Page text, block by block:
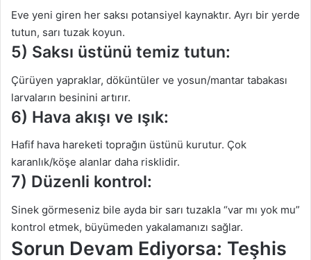
Eve yeni giren her saksı potansiyel kaynaktır. Ayrı bir yerde
tutun, sarı tuzak koyun.
5) Saksı üstünü temiz tutun:
Çürüyen yapraklar, döküntüler ve yosun/mantar tabakası
larvaların besinini artırır.
6) Hava akışı ve ışık:
Hafif hava hareketi toprağın üstünü kurutur. Çok
karanlık/köşe alanlar daha risklidir.
7) Düzenli kontrol:
Sinek görmeseniz bile ayda bir sarı tuzakla “var mı yok mu”
kontrol etmek, büyümeden yakalamanızı sağlar.
Sorun Devam Ediyorsa: Teşhis